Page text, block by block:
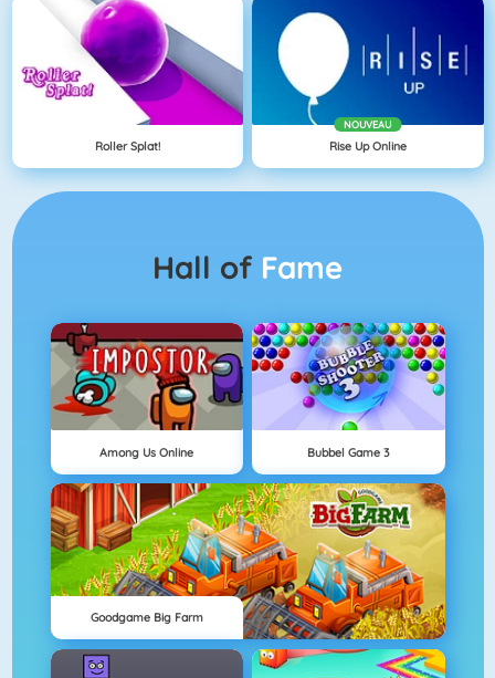
Roller Splat!
NOUVEAU
Rise Up Online
Hall of Fame
Among Us Online Bubbel Game 3
Goodgame Big Farm